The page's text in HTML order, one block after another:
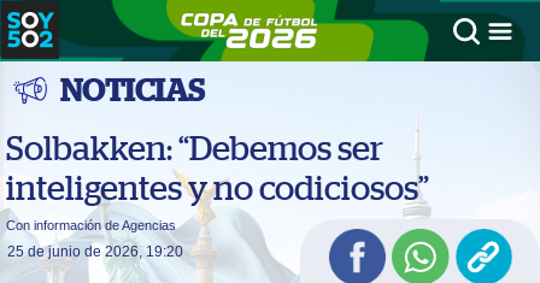
NOTICIAS
Solbakken: “Debemos ser
inteligentes y no codiciosos”
Con información de Agencias
25 de junio de 2026, 19:20